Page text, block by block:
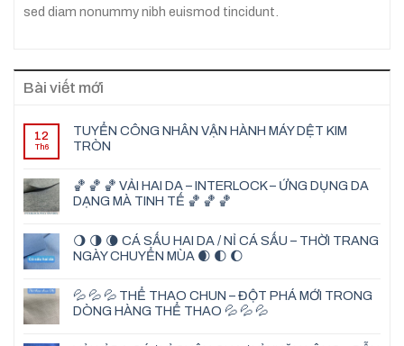
sed diam nonummy nibh euismod tincidunt.
Bài viết mới
12
Th6
TUYỂN CÔNG NHÂN VẬN HÀNH MÁY DỆT KIM
TRÒN
🏀 🏀 🏀 VẢI HAI DA – INTERLOCK – ỨNG DỤNG DA
DẠNG MÀ TINH TẾ 🏀 🏀 🏀
🌖 🌗 🌘 CÁ SẤU HAI DA / NỈ CÁ SẤU – THỜI TRANG
NGÀY CHUYỂN MÙA 🌒 🌓 🌔
💦 💦 💦 THỂ THAO CHUN – ĐỘT PHÁ MỚI TRONG
DÒNG HÀNG THỂ THAO 💦 💦 💦